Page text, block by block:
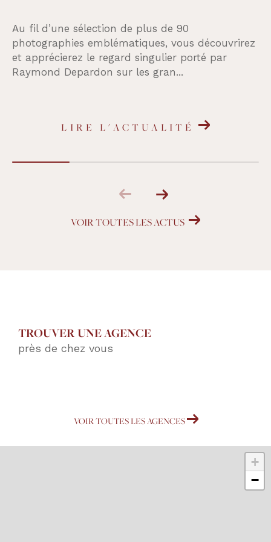
Au fil d’une sélection de plus de 90
photographies emblématiques, vous découvrirez
et apprécierez le regard singulier porté par
Raymond Depardon sur les gran...
LIRE L'ACTUALITÉ
VOIR TOUTES LES ACTUS
TROUVER UNE AGENCE
près de chez vous
VOIR TOUTES LES AGENCES
+
−